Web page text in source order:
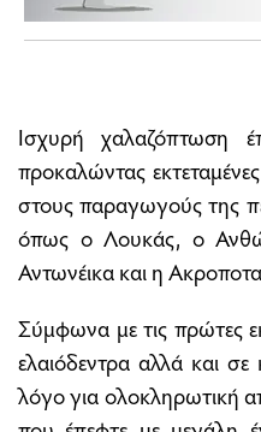
Ισχυρή χαλαζόπτωση
προκαλώντας
στους παραγωγούς της
όπως ο Λουκάς, ο
Αντωνέικα και η
Σύμφωνα με τις πρώτες
ελαιόδεντρα αλλά και
λόγο για ολοκληρωτική